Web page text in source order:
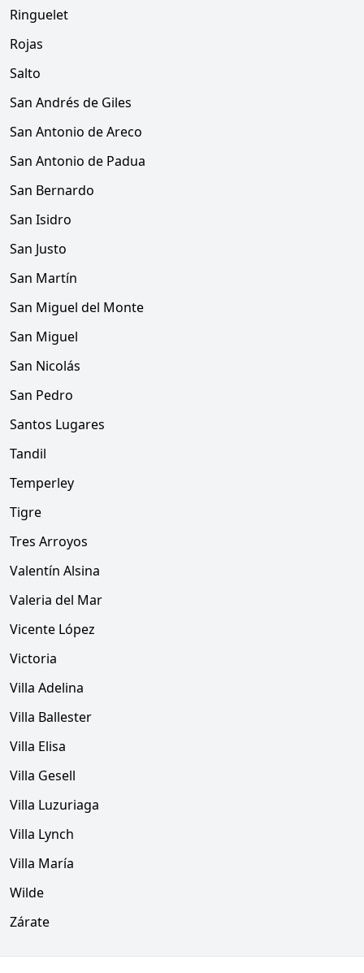
Ringuelet
Rojas
Salto
San Andrés de Giles
San Antonio de Areco
San Antonio de Padua
San Bernardo
San Isidro
San Justo
San Martín
San Miguel del Monte
San Miguel
San Nicolás
San Pedro
Santos Lugares
Tandil
Temperley
Tigre
Tres Arroyos
Valentín Alsina
Valeria del Mar
Vicente López
Victoria
Villa Adelina
Villa Ballester
Villa Elisa
Villa Gesell
Villa Luzuriaga
Villa Lynch
Villa María
Wilde
Zárate